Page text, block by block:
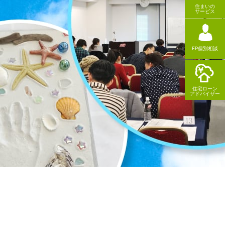
住まいの
サービス
FP個別相談
住宅ローン
アドバイザー